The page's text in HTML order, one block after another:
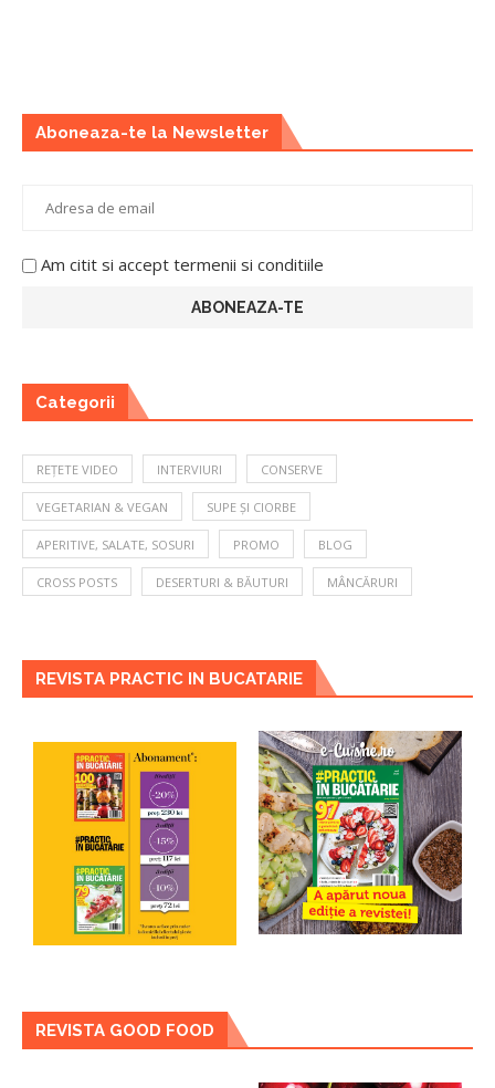
Aboneaza-te la Newsletter
Am citit si accept termenii si conditiile
Categorii
REȚETE VIDEO INTERVIURI CONSERVE
VEGETARIAN & VEGAN SUPE ȘI CIORBE
APERITIVE, SALATE, SOSURI PROMO BLOG
CROSS POSTS DESERTURI & BĂUTURI MÂNCĂRURI
REVISTA PRACTIC IN BUCATARIE
REVISTA GOOD FOOD